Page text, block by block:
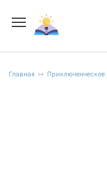
содержанию
Главная Приключенческое